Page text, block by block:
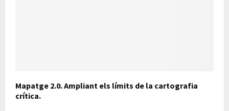
Mapatge 2.0. Ampliant els límits de la cartografia
crítica.